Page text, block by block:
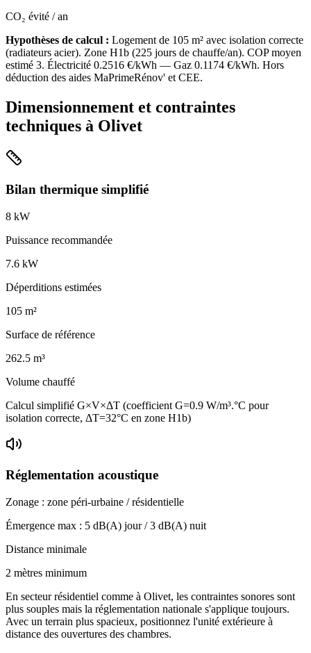
CO₂ évité / an
Hypothèses de calcul : Logement de 105 m² avec isolation correcte
(radiateurs acier). Zone H1b (225 jours de chauffe/an). COP moyen
estimé 3. Électricité 0.2516 €/kWh — Gaz 0.1174 €/kWh. Hors
déduction des aides MaPrimeRénov' et CEE.
Dimensionnement et contraintes
techniques à Olivet
Bilan thermique simplifié
8 kW
Puissance recommandée
7.6 kW
Déperditions estimées
105 m²
Surface de référence
262.5 m³
Volume chauffé
Calcul simplifié G×V×ΔT (coefficient G=0.9 W/m³.°C pour
isolation correcte, ΔT=32°C en zone H1b)
Réglementation acoustique
Zonage : zone péri-urbaine / résidentielle
Émergence max : 5 dB(A) jour /3 dB(A) nuit
Distance minimale
2 mètres minimum
En secteur résidentiel comme à Olivet, les contraintes sonores sont
plus souples mais la réglementation nationale s'applique toujours.
Avec un terrain plus spacieux, positionnez l'unité extérieure à
distance des ouvertures des chambres.